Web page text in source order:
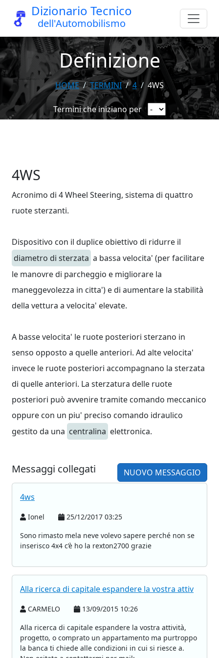
Dizionario Tecnico
dell'Automobilismo
Definizione
HOME TERMINI 4 4WS
Termini che iniziano per
4WS
Acronimo di 4 Wheel Steering, sistema di quattro
ruote sterzanti.
Dispositivo con il duplice obiettivo di ridurre il
diametro di sterzata a bassa velocita' (per facilitare
le manovre di parcheggio e migliorare la
maneggevolezza in citta') e di aumentare la stabilità
della vettura a velocita' elevate.
A basse velocita' le ruote posteriori sterzano in
senso opposto a quelle anteriori. Ad alte velocita'
invece le ruote posteriori accompagnano la sterzata
di quelle anteriori. La sterzatura delle ruote
posteriori può avvenire tramite comando meccanico
oppure con un piu' preciso comando idraulico
gestito da una centralina elettronica.
Messaggi collegati NUOVO MESSAGGIO
4ws
Ionel
25/12/2017 03:25
Sono rimasto mela neve volevo sapere perché non se
inserisco 4x4 c’è ho la rexton2700 grazie
Alla ricerca di capitale espandere la vostra attiv
CARMELO
13/09/2015 10:26
Alla ricerca di capitale espandere la vostra attività,
progetto, o comprato un appartamento ma purtroppo
la banca ti chiede alle condizioni in cui si riesce a.